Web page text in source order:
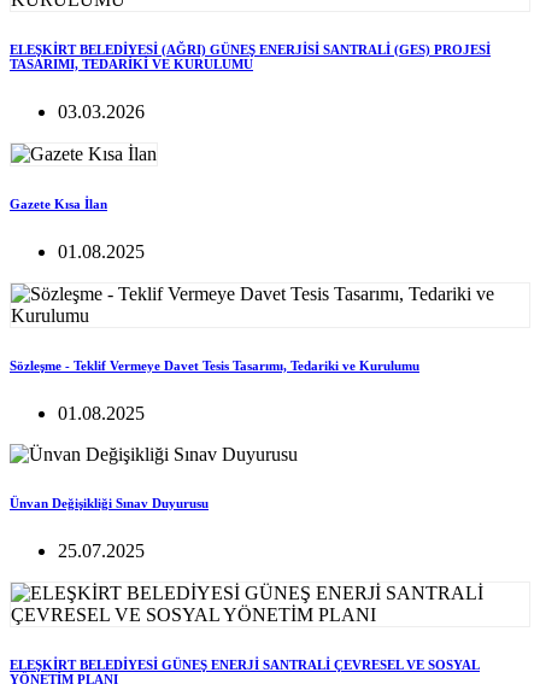
ELEŞKİRT BELEDİYESİ (AĞRI) GÜNEŞ ENERJİSİ SANTRALİ (GES) PROJESİ
TASARIMI, TEDARİKİ VE KURULUMU
03.03.2026
Gazete Kısa İlan
01.08.2025
Sözleşme - Teklif Vermeye Davet Tesis Tasarımı, Tedariki ve Kurulumu
01.08.2025
Ünvan Değişikliği Sınav Duyurusu
25.07.2025
ELEŞKİRT BELEDİYESİ GÜNEŞ ENERJİ SANTRALİ ÇEVRESEL VE SOSYAL
YÖNETİM PLANI